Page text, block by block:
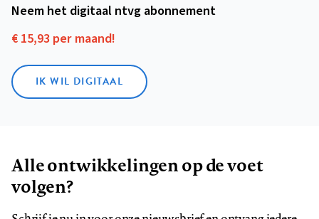
Neem het digitaal ntvg abonnement
€ 15,93 per maand!
IK WIL DIGITAAL
Alle ontwikkelingen op de voet
volgen?